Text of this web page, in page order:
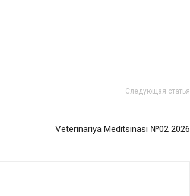
Следующая статья
Veterinariya Meditsinasi №02 2026